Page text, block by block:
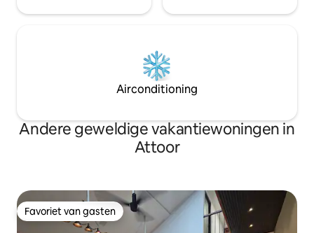
Airconditioning
Andere geweldige vakantiewoningen in
Attoor
Favoriet van gasten
Favoriet van gasten